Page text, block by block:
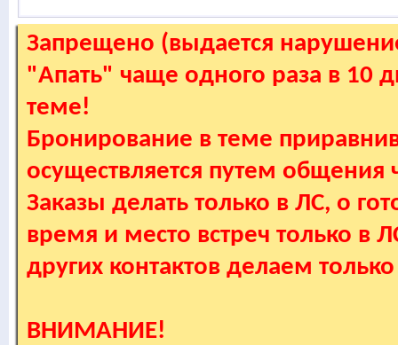
Запрещено (выдается
"Апать" чаще одного раза в 10
теме!
Бронирование в теме
осуществляется путем
Заказы делать только в ЛС, о
время и место встреч только в
других контактов делаем
ВНИМАНИЕ!